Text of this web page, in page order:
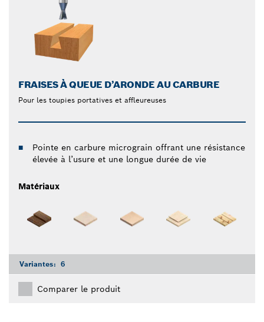
FRAISES À QUEUE D’ARONDE AU CARBURE
Pour les toupies portatives et affleureuses
Pointe en carbure micrograin offrant une résistance
élevée à l’usure et une longue durée de vie
Matériaux
Variantes: 6
Comparer le produit